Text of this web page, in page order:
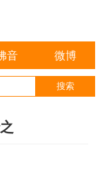
音 微博